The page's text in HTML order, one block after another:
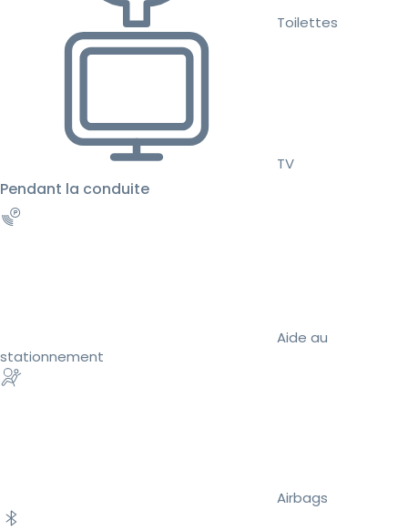
Toilettes
TV
Pendant la conduite
Aide au
stationnement
Airbags